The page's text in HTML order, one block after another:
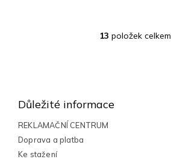
O
13 položek celkem
Důležité informace
REKLAMAČNÍ CENTRUM
Doprava a platba
Ke stažení